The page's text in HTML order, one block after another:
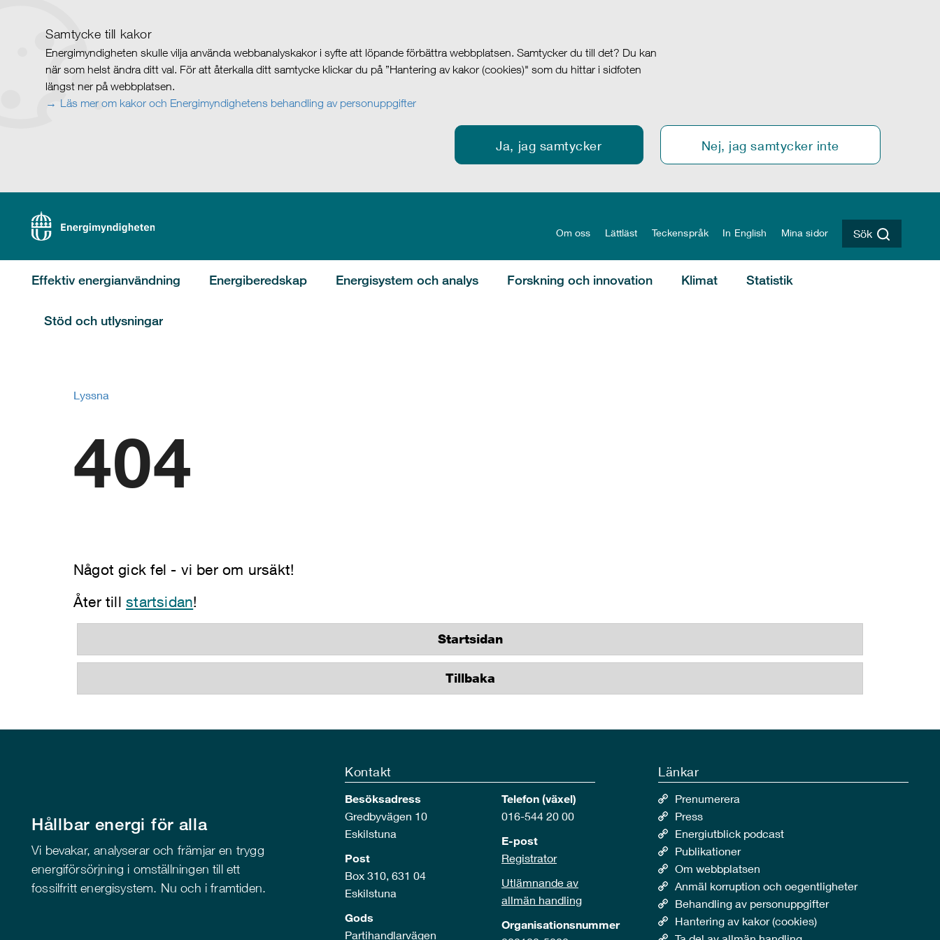
Samtycke till kakor
Energimyndigheten skulle vilja använda webbanalyskakor i syfte att löpande förbättra webbplatsen. Samtycker du till det? Du kan
när som helst ändra ditt val. För att återkalla ditt samtycke klickar du på ”Hantering av kakor (cookies)" som du hittar i sidfoten
längst ner på webbplatsen.
Läs mer om kakor och Energimyndighetens behandling av personuppgifter
Ja, jag samtycker Nej, jag samtycker inte
Om oss Lättläst Teckenspråk In English Mina sidor Sök
Effektiv energianvändning Energiberedskap Energisystem och analys Forskning och innovation Klimat Statistik
Stöd och utlysningar
Lyssna
404
Något gick fel - vi ber om ursäkt!
Åter tillstartsidan!
Startsidan
Tillbaka
Hållbar energi för alla
Vi bevakar, analyserar och främjar en trygg
energiförsörjning i omställningen till ett
fossilfritt energisystem. Nu och i framtiden.
Kontakt
Besöksadress
Gredbyvägen 10
Eskilstuna
Post
Box 310, 631 04
Eskilstuna
Gods
Partihandlarvägen
Telefon (växel)
016-544 20 00
E-post
Registrator
Utlämnande av
allmän handling
Organisationsnummer
Länkar
Prenumerera
Press
Energiutblick podcast
Publikationer
Om webbplatsen
Anmäl korruption och oegentligheter
Behandling av personuppgifter
Hantering av kakor (cookies)